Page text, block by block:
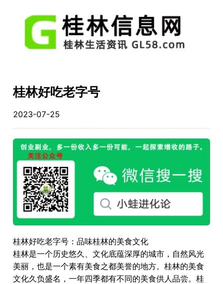
桂林好吃老字号
2023-07-25
桂林好吃老字号：品味桂林的美食文化
桂林是一个历史悠久、文化底蕴深厚的城市，自然风光
美丽，也是一个素有美食之都美誉的地方。桂林的美食
文化久负盛名，一年四季都有不同的美食供人品尝。桂